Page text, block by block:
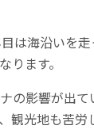
は海沿いを
ります。
の影響が出
観光地も苦